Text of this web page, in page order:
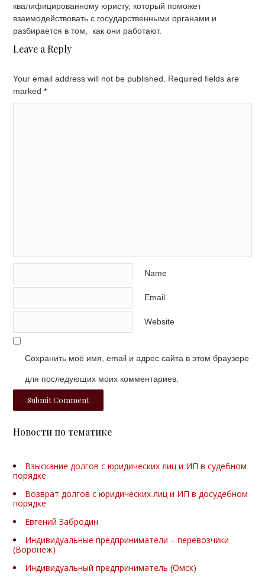
квалифицированному юристу, который поможет
взаимодействовать с государственными органами и
разбирается в том, как они работают.
Leave a Reply
Your email address will not be published. Required fields are
marked*
Name
Email
Website
Сохранить моё имя, email и адрес сайта в этом браузере
для последующих моих комментариев.
Новости по тематике
Взыскание долгов с юридических лиц и ИП в судебном
порядке
Возврат долгов с юридических лиц и ИП в досудебном
порядке
Евгений Забродин
Индивидуальные предприниматели – перевозчики
(Воронеж)
Индивидуальный предприниматель (Омск)